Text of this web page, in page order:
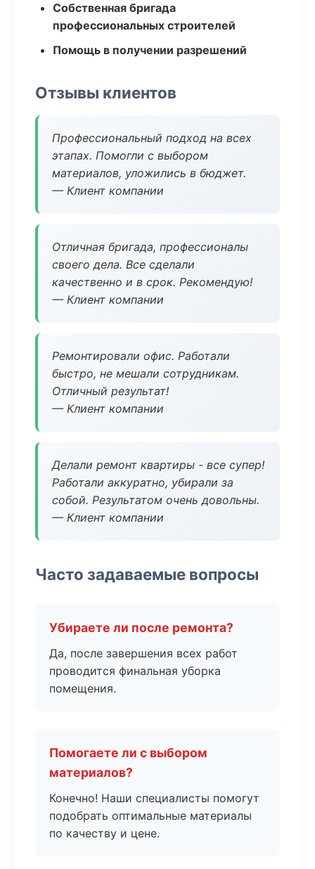
Собственная бригада
профессиональных строителей
Помощь в получении разрешений
Отзывы клиентов
Профессиональный подход на всех
этапах. Помогли с выбором
материалов, уложились в бюджет.
— Клиент компании
Отличная бригада, профессионалы
своего дела. Все сделали
качественно и в срок. Рекомендую!
— Клиент компании
Ремонтировали офис. Работали
быстро, не мешали сотрудникам.
Отличный результат!
— Клиент компании
Делали ремонт квартиры - все супер!
Работали аккуратно, убирали за
собой. Результатом очень довольны.
— Клиент компании
Часто задаваемые вопросы
Убираете ли после ремонта?
Да, после завершения всех работ
проводится финальная уборка
помещения.
Помогаете ли с выбором
материалов?
Конечно! Наши специалисты помогут
подобрать оптимальные материалы
по качеству и цене.